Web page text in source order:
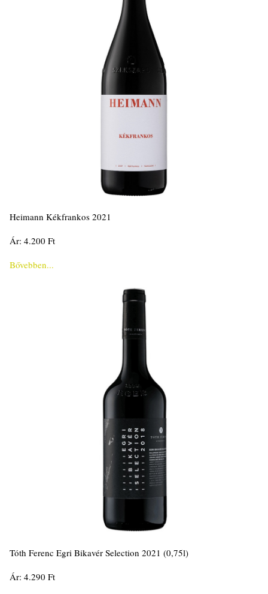
Heimann Kékfrankos 2021
Ár: 4.200 Ft
Bővebben...
Tóth Ferenc Egri Bikavér Selection 2021 (0,75l)
Ár: 4.290 Ft